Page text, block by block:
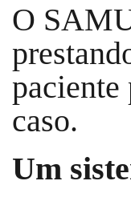
O
paciente
caso.
Um